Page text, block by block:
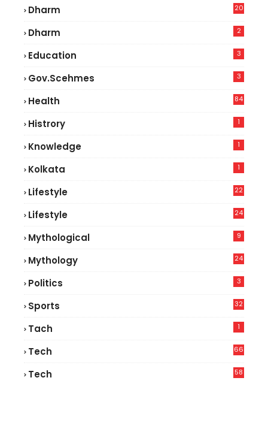
Dharm 20
Dharm 2
Education 3
Gov.scehmes 3
Health
84
Histrory 1
Knowledge 1
Kolkata 1
Lifestyle
22
Lifestyle
24
Mythological 9
Mythology 24
Politics 3
Sports 32
Tach 1
Tech
66
Tech
58